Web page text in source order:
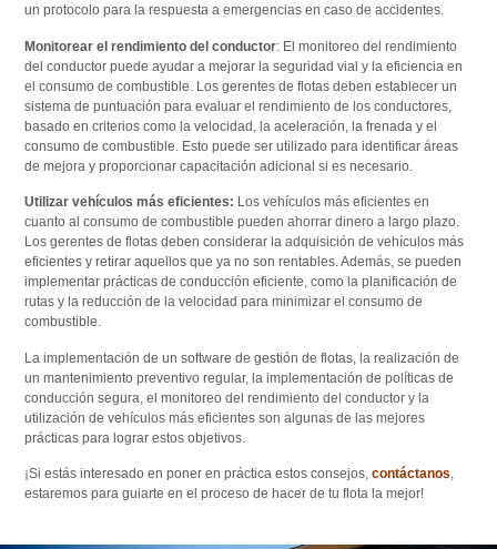
un protocolo para la respuesta a emergencias en caso de accidentes.
Monitorear el rendimiento del conductor: El monitoreo del rendimiento
del conductor puede ayudar a mejorar la seguridad vial y la eficiencia en
el consumo de combustible. Los gerentes de flotas deben establecer un
sistema de puntuación para evaluar el rendimiento de los conductores,
basado en criterios como la velocidad, la aceleración, la frenada y el
consumo de combustible. Esto puede ser utilizado para identificar áreas
de mejora y proporcionar capacitación adicional si es necesario.
Utilizar vehículos más eficientes: Los vehículos más eficientes en
cuanto al consumo de combustible pueden ahorrar dinero a largo plazo.
Los gerentes de flotas deben considerar la adquisición de vehículos más
eficientes y retirar aquellos que ya no son rentables. Además, se pueden
implementar prácticas de conducción eficiente, como la planificación de
rutas y la reducción de la velocidad para minimizar el consumo de
combustible.
La implementación de un software de gestión de flotas, la realización de
un mantenimiento preventivo regular, la implementación de políticas de
conducción segura, el monitoreo del rendimiento del conductor y la
utilización de vehículos más eficientes son algunas de las mejores
prácticas para lograr estos objetivos.
¡Si estás interesado en poner en práctica estos consejos, contáctanos,
estaremos para guiarte en el proceso de hacer de tu flota la mejor!